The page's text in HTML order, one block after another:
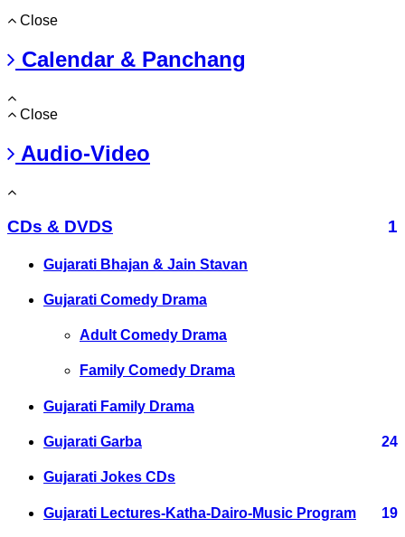
Close
Calendar & Panchang
Close
Audio-Video
CDs & DVDS 1
Gujarati Bhajan & Jain Stavan
Gujarati Comedy Drama
Adult Comedy Drama
Family Comedy Drama
Gujarati Family Drama
Gujarati Garba 24
Gujarati Jokes CDs
Gujarati Lectures-Katha-Dairo-Music Program 19